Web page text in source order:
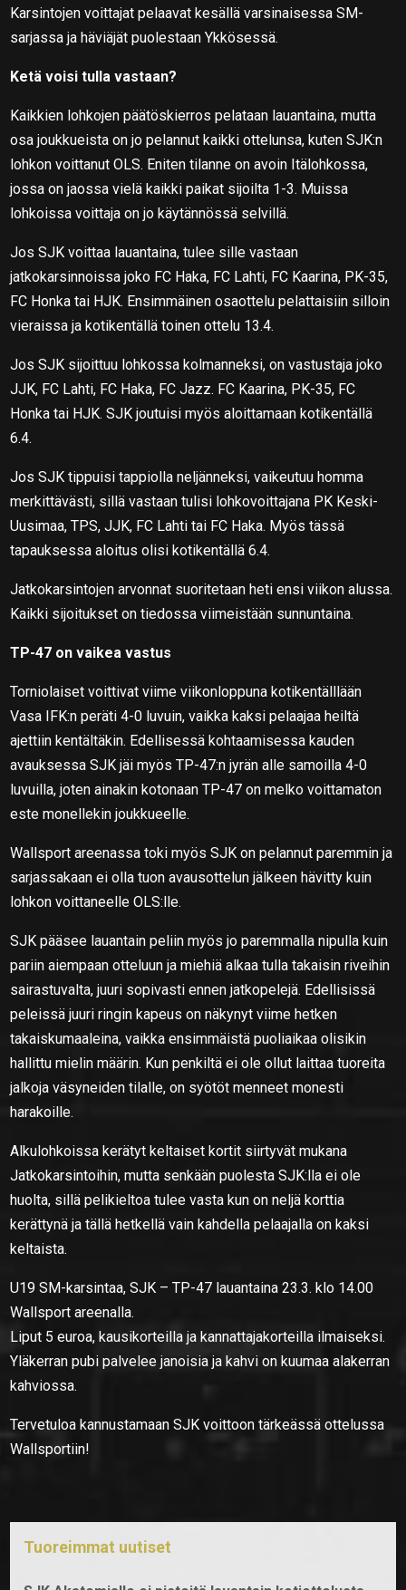
Karsintojen voittajat pelaavat kesällä varsinaisessa SM-
sarjassa ja häviäjät puolestaan Ykkösessä.
Ketä voisi tulla vastaan?
Kaikkien lohkojen päätöskierros pelataan lauantaina, mutta
osa joukkueista on jo pelannut kaikki ottelunsa, kuten SJK:n
lohkon voittanut OLS. Eniten tilanne on avoin Itälohkossa,
jossa on jaossa vielä kaikki paikat sijoilta 1-3. Muissa
lohkoissa voittaja on jo käytännössä selvillä.
Jos SJK voittaa lauantaina, tulee sille vastaan
jatkokarsinnoissa joko FC Haka, FC Lahti, FC Kaarina, PK-35,
FC Honka tai HJK. Ensimmäinen osaottelu pelattaisiin silloin
vieraissa ja kotikentällä toinen ottelu 13.4.
Jos SJK sijoittuu lohkossa kolmanneksi, on vastustaja joko
JJK, FC Lahti, FC Haka, FC Jazz. FC Kaarina, PK-35, FC
Honka tai HJK. SJK joutuisi myös aloittamaan kotikentällä
6.4.
Jos SJK tippuisi tappiolla neljänneksi, vaikeutuu homma
merkittävästi, sillä vastaan tulisi lohkovoittajana PK Keski-
Uusimaa, TPS, JJK, FC Lahti tai FC Haka. Myös tässä
tapauksessa aloitus olisi kotikentällä 6.4.
Jatkokarsintojen arvonnat suoritetaan heti ensi viikon alussa.
Kaikki sijoitukset on tiedossa viimeistään sunnuntaina.
TP-47 on vaikea vastus
Torniolaiset voittivat viime viikonloppuna kotikentälllään
Vasa IFK:n peräti 4-0 luvuin, vaikka kaksi pelaajaa heiltä
ajettiin kentältäkin. Edellisessä kohtaamisessa kauden
avauksessa SJK jäi myös TP-47:n jyrän alle samoilla 4-0
luvuilla, joten ainakin kotonaan TP-47 on melko voittamaton
este monellekin joukkueelle.
Wallsport areenassa toki myös SJK on pelannut paremmin ja
sarjassakaan ei olla tuon avausottelun jälkeen hävitty kuin
lohkon voittaneelle OLS:lle.
SJK pääsee lauantain peliin myös jo paremmalla nipulla kuin
pariin aiempaan otteluun ja miehiä alkaa tulla takaisin riveihin
sairastuvalta, juuri sopivasti ennen jatkopelejä. Edellisissä
peleissä juuri ringin kapeus on näkynyt viime hetken
takaiskumaaleina, vaikka ensimmäistä puoliaikaa olisikin
hallittu mielin määrin. Kun penkiltä ei ole ollut laittaa tuoreita
jalkoja väsyneiden tilalle, on syötöt menneet monesti
harakoille.
Alkulohkoissa kerätyt keltaiset kortit siirtyvät mukana
Jatkokarsintoihin, mutta senkään puolesta SJK:lla ei ole
huolta, sillä pelikieltoa tulee vasta kun on neljä korttia
kerättynä ja tällä hetkellä vain kahdella pelaajalla on kaksi
keltaista.
U19 SM-karsintaa, SJK – TP-47 lauantaina 23.3. klo 14.00
Wallsport areenalla.
Liput 5 euroa, kausikorteilla ja kannattajakorteilla ilmaiseksi.
Yläkerran pubi palvelee janoisia ja kahvi on kuumaa alakerran
kahviossa.
Tervetuloa kannustamaan SJK voittoon tärkeässä ottelussa
Wallsportiin!
Tuoreimmat uutiset